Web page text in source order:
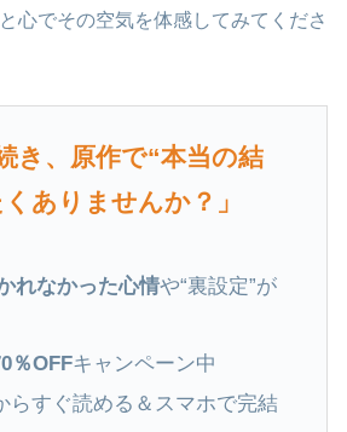
心でその空気を体感してみてくださ
き、原作で“本当の結
ありませんか？」
れなかった心情や“裏設定”が
％OFFキャンペーン中
らすぐ読める＆スマホで完結